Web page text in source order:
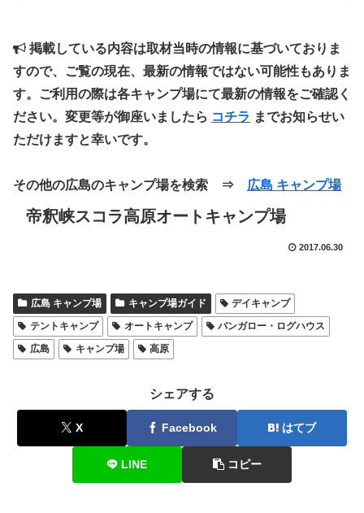
掲載している内容は取材当時の情報に基づいておりま
すので、ご覧の現在、最新の情報ではない可能性もありま
す。ご利用の際は各キャンプ場にて最新の情報をご確認く
ださい。変更等が御座いましたら コチラ までお知らせい
ただけますと幸いです。
その他の広島のキャンプ場を検索 ⇒ 広島 キャンプ場
帝釈峡スコラ高原オートキャンプ場
2017.06.30
広島 キャンプ場 キャンプ場ガイド
デイキャンプ
テントキャンプ
オートキャンプ
バンガロー・ログハウス
広島
キャンプ場 高原
シェアする
X Facebook はてブ
LINE コピー